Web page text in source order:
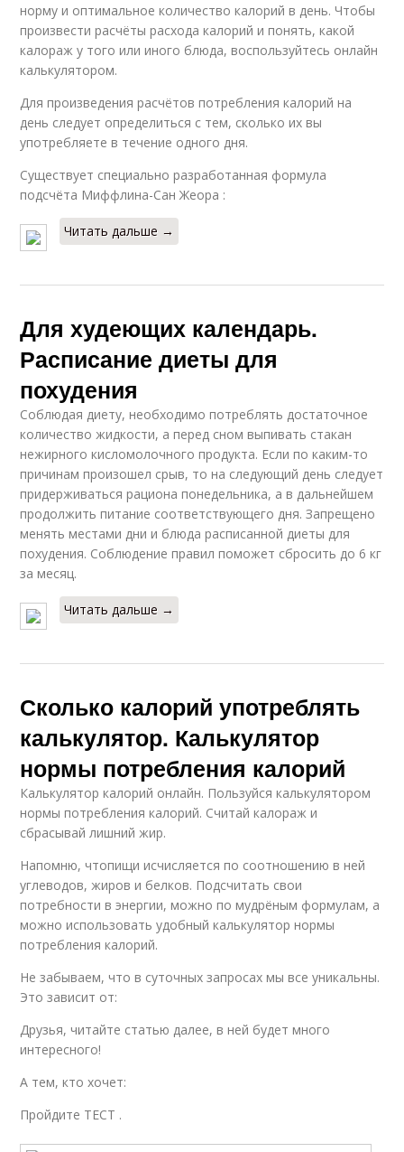
норму и оптимальное количество калорий в день. Чтобы
произвести расчёты расхода калорий и понять, какой
калораж у того или иного блюда, воспользуйтесь онлайн
калькулятором.
Для произведения расчётов потребления калорий на
день следует определиться с тем, сколько их вы
употребляете в течение одного дня.
Существует специально разработанная формула
подсчёта Миффлина-Сан Жеора :
Читать дальше →
Для худеющих календарь.
Расписание диеты для
похудения
Соблюдая диету, необходимо потреблять достаточное
количество жидкости, а перед сном выпивать стакан
нежирного кисломолочного продукта. Если по каким-то
причинам произошел срыв, то на следующий день следует
придерживаться рациона понедельника, а в дальнейшем
продолжить питание соответствующего дня. Запрещено
менять местами дни и блюда расписанной диеты для
похудения. Соблюдение правил поможет сбросить до 6 кг
за месяц.
Читать дальше →
Сколько калорий употреблять
калькулятор. Калькулятор
нормы потребления калорий
Калькулятор калорий онлайн. Пользуйся калькулятором
нормы потребления калорий. Считай калораж и
сбрасывай лишний жир.
Напомню, чтопищи исчисляется по соотношению в ней
углеводов, жиров и белков. Подсчитать свои
потребности в энергии, можно по мудрёным формулам, а
можно использовать удобный калькулятор нормы
потребления калорий.
Не забываем, что в суточных запросах мы все уникальны.
Это зависит от:
Друзья, читайте статью далее, в ней будет много
интересного!
А тем, кто хочет:
Пройдите ТЕСТ .